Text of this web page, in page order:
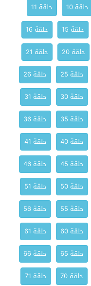
حلقة 10
حلقة 11
حلقة 15
حلقة 16
حلقة 20
حلقة 21
حلقة 25
حلقة 26
حلقة 30
حلقة 31
حلقة 35
حلقة 36
حلقة 40
حلقة 41
حلقة 45
حلقة 46
حلقة 50
حلقة 51
حلقة 55
حلقة 56
حلقة 60
حلقة 61
حلقة 65
حلقة 66
حلقة 70
حلقة 71